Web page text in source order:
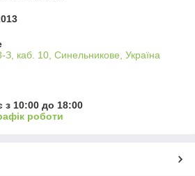
З, каб. 10, Синельникове, Україна
з 10:00 до 18:00
роботи